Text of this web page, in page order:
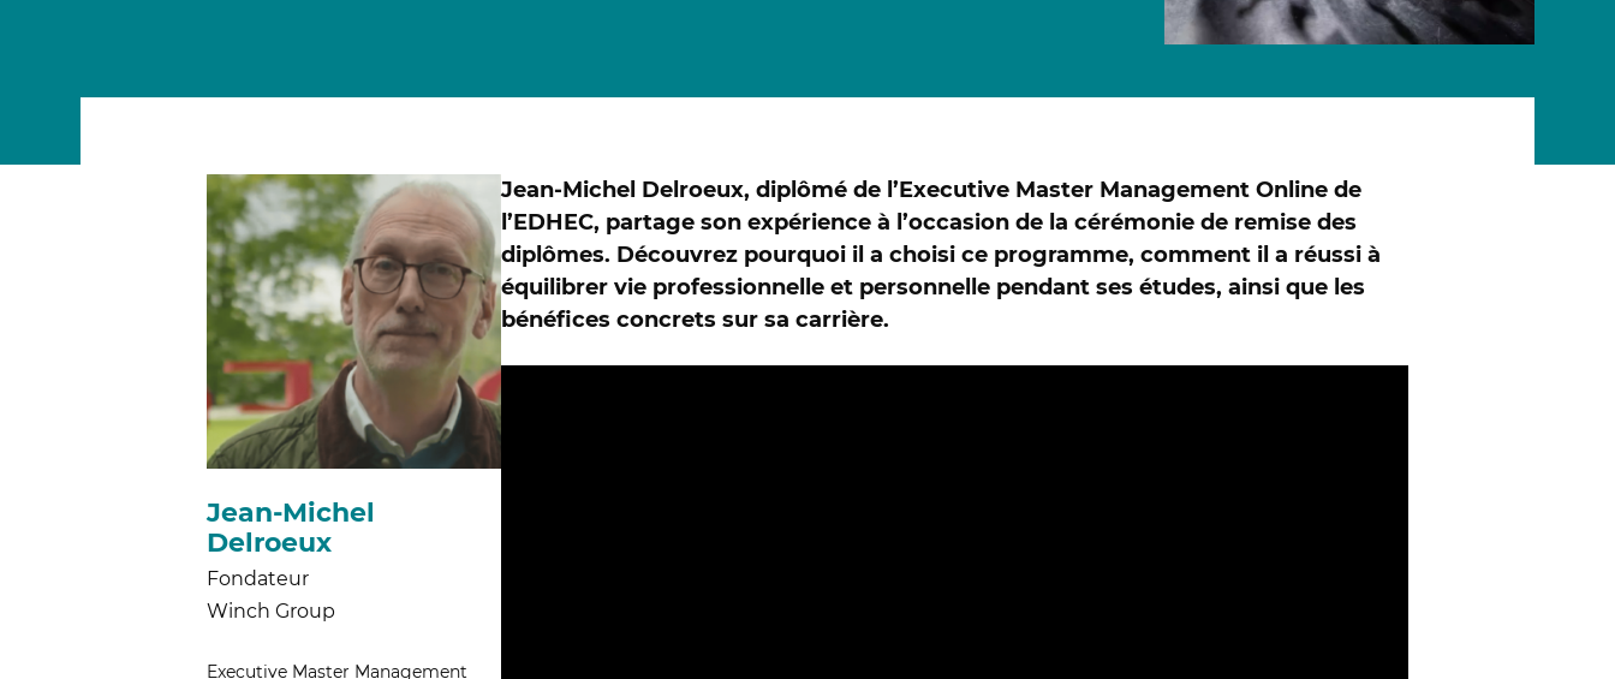
Certificat Strategic Foresight
Jean-Michel
Delroeux
Fondateur
Winch Group
Executive Master Management
Jean-Michel Delroeux, diplômé de l’Executive Master Management Online de
l’EDHEC, partage son expérience à l’occasion de la cérémonie de remise des
diplômes. Découvrez pourquoi il a choisi ce programme, comment il a réussi à
équilibrer vie professionnelle et personnelle pendant ses études, ainsi que les
bénéfices concrets sur sa carrière.